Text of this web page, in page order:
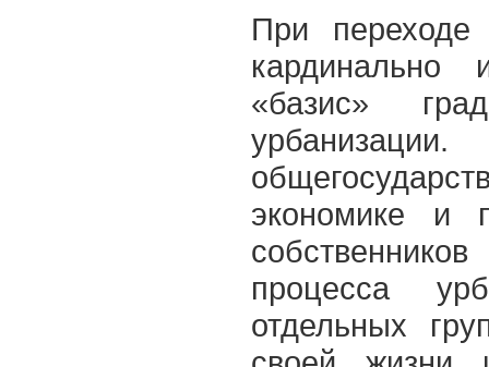
При
кардинально
«базис»
экономике и
процесса
отдельных